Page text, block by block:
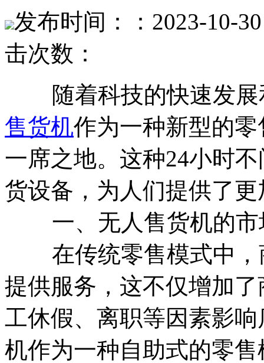
发布时间：：2023-10-
击次数：
随着科技的快速发展
售货机作为一种新型的
一席之地。这种24小时
货设备，为人们提供了
一、无人售货机的市
在传统零售模式中，
提供服务，这不仅增加
工休假、离职等因素影
机作为一种自助式的零